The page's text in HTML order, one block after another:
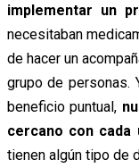
implementar un
necesitaban
de hacer un
grupo de personas.
beneficio puntual,
cercano con
tienen algún tipo de